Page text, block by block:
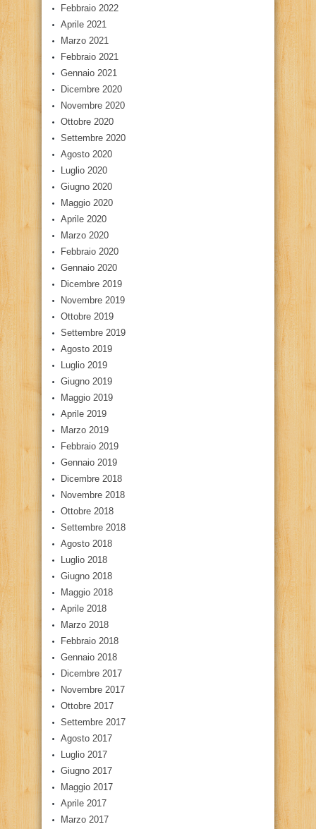
Febbraio 2022
Aprile 2021
Marzo 2021
Febbraio 2021
Gennaio 2021
Dicembre 2020
Novembre 2020
Ottobre 2020
Settembre 2020
Agosto 2020
Luglio 2020
Giugno 2020
Maggio 2020
Aprile 2020
Marzo 2020
Febbraio 2020
Gennaio 2020
Dicembre 2019
Novembre 2019
Ottobre 2019
Settembre 2019
Agosto 2019
Luglio 2019
Giugno 2019
Maggio 2019
Aprile 2019
Marzo 2019
Febbraio 2019
Gennaio 2019
Dicembre 2018
Novembre 2018
Ottobre 2018
Settembre 2018
Agosto 2018
Luglio 2018
Giugno 2018
Maggio 2018
Aprile 2018
Marzo 2018
Febbraio 2018
Gennaio 2018
Dicembre 2017
Novembre 2017
Ottobre 2017
Settembre 2017
Agosto 2017
Luglio 2017
Giugno 2017
Maggio 2017
Aprile 2017
Marzo 2017